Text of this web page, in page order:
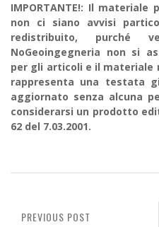
IMPORTANTE!: Il
non ci siano avvisi
redistribuito, purché
NoGeoingegneria non si
per gli articoli e il materiale
rappresenta una testata
aggiornato senza alcuna
considerarsi un prodotto
62 del 7.03.2001.
PREVIOUS POST